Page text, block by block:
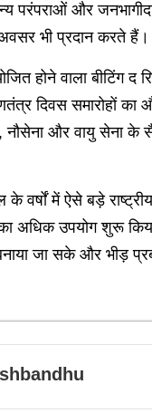
परंपराओं और
भी प्रदान करते हैं।
होने वाला बीटिंग द
दिवस समारोहों का
और वायु सेना के
के वर्षों में ऐसे बड़े
अधिक उपयोग शुरू
जा सके और भीड़